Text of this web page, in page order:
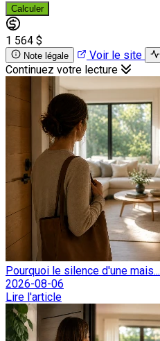
Calculer
1 564 $
Note légale Voir le site
Continuez votre lecture
Pourquoi le silence d'une mais...
2026-08-06
Lire l'article